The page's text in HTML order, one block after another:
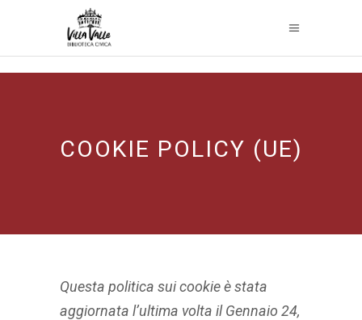
COOKIE POLICY (UE)
Questa politica sui cookie è stata
aggiornata l’ultima volta il Gennaio 24,